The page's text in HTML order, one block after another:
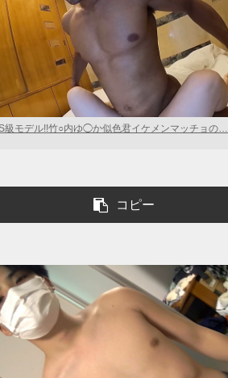
級モデル!!竹○内ゆ◯か似色君イケメンマッチョの…
コピー